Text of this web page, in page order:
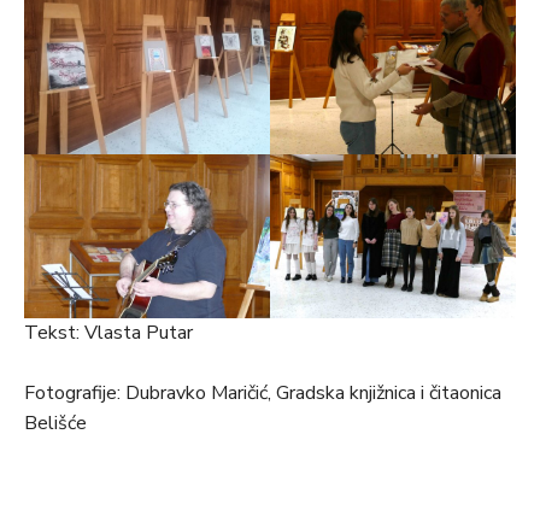
Tekst: Vlasta Putar
Fotografije: Dubravko Maričić, Gradska knjižnica i čitaonica
Belišće